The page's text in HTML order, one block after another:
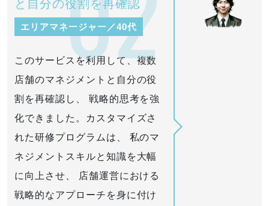
と自分の役割を再確認
エリアマネージャー／40代
このサービスを利用して、複数
店舗のマネジメントと自分の役
割を再確認し、 戦略的思考を強
化できました。カスタマイズさ
れた研修プログラムは、 私のマ
ネジメントスキルと知識を大幅
に向上させ、 店舗運営における
戦略的なアプローチを身に付け